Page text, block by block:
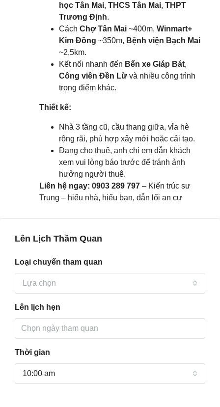
học Tân Mai, THCS Tân Mai, THPT
Trương Định.
Cách Chợ Tân Mai ~400m, Winmart+
Kim Đồng ~350m, Bệnh viện Bạch Mai
~2,5km.
Kết nối nhanh đến Bến xe Giáp Bát,
Công viên Đền Lừ và nhiều công trình
trọng điểm khác.
Thiết kế:
Nhà 3 tầng cũ, cầu thang giữa, vỉa hè
rộng rãi, phù hợp xây mới hoặc cải tạo.
Đang cho thuê, anh chị em dẫn khách
xem vui lòng báo trước để tránh ảnh
hưởng người thuê.
Liên hệ ngay: 0903 289 797 – Kiến trúc sư
Trung – hiểu nhà, hiểu bạn, dẫn lối an cư
Lên Lịch Thăm Quan
Loại chuyến tham quan
Lựa chọn
Lên lịch hẹn
Thời gian
10:00 am